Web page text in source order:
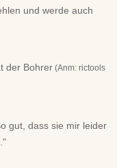
und werde auch
der Bohrer (Anm: rictools
gut, dass sie mir leider